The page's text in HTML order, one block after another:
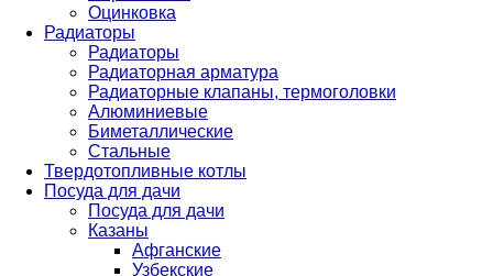
Оцинковка
Радиаторы
Радиаторы
Радиаторная арматура
Радиаторные клапаны, термоголовки
Алюминиевые
Биметаллические
Стальные
Твердотопливные котлы
Посуда для дачи
Посуда для дачи
Казаны
Афганские
Узбекские